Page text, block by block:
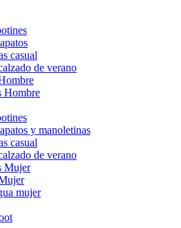
casual
de verano
Hombre
y manoletinas
casual
de verano
Mujer
mujer